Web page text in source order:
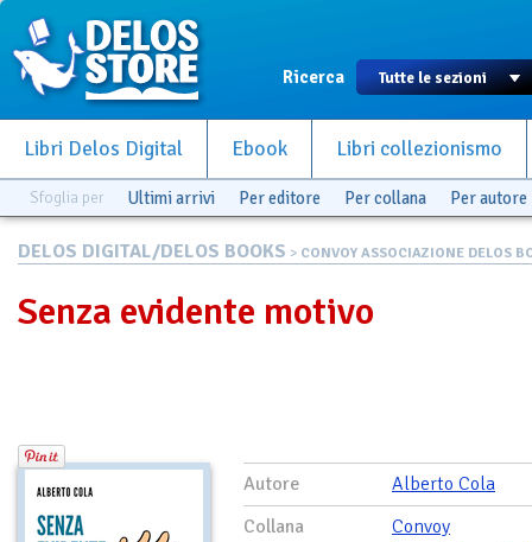
Ricerca
Libri Delos Digital Ebook Libri collezionismo
Sfoglia per Ultimi arrivi Per editore Per collana Per autore
DELOS DIGITAL/DELOS BOOKS > CONVOY ASSOCIAZIONE DELOS
Senza evidente motivo
Autore
Alberto Cola
Collana
Convoy